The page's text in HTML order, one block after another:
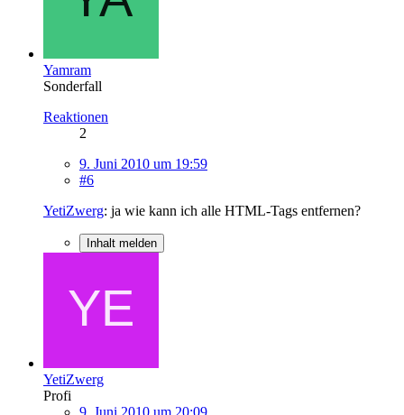
Yamram
Sonderfall
Reaktionen
2
9. Juni 2010 um 19:59
#6
YetiZwerg: ja wie kann ich alle HTML-Tags entfernen?
Inhalt melden
YetiZwerg
Profi
9. Juni 2010 um 20:09